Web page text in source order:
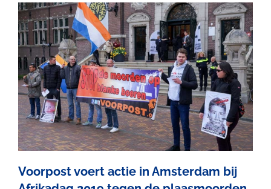
Voorpost voert actie in Amsterdam bij